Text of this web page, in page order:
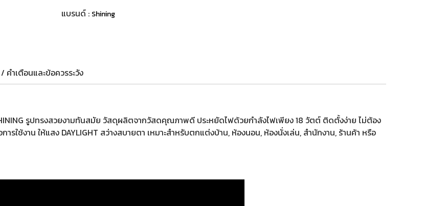
แบรนด์ : Shining
คำเตือนและข้อควรระวัง
รูปทรงสวยงามทันสมัย วัสดุผลิตจากวัสดคุณภาพดี ประหยัดไฟด้วยกำลังไฟเพียง 18 วัตต์ ติดตั้งง่าย ไม่ต้อง
รใช้งาน ให้แสง DAYLIGHT สว่างสบายตา เหมาะสำหรับตกแต่งบ้าน, ห้องนอน, ห้องนั่งเล่น, สำนักงาน, ร้านค้า หรือ